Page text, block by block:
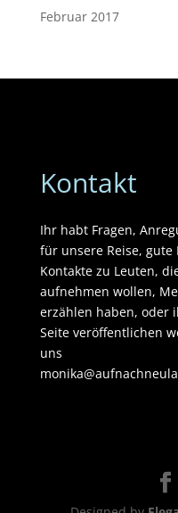
Februar 2017
Kontakt
Ihr habt Fragen,
für unsere Reise, gute
Kontakte zu Leuten,
aufnehmen wollen,
erzählen haben, oder
Seite veröffentlichen
uns